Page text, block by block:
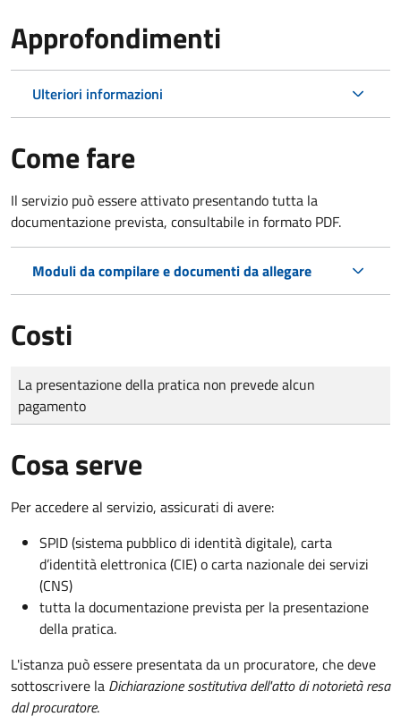
Approfondimenti
Ulteriori informazioni
Come fare
Il servizio può essere attivato presentando tutta la
documentazione prevista, consultabile in formato PDF.
Moduli da compilare e documenti da allegare
Costi
Tipo di pagamento
Importo
La presentazione della pratica non prevede alcun
pagamento
Cosa serve
Per accedere al servizio, assicurati di avere:
SPID (sistema pubblico di identità digitale), carta
d’identità elettronica (CIE) o carta nazionale dei servizi
(CNS)
tutta la documentazione prevista per la presentazione
della pratica.
L'istanza può essere presentata da un procuratore, che deve
sottoscrivere la Dichiarazione sostitutiva dell'atto di notorietà resa
dal procuratore.